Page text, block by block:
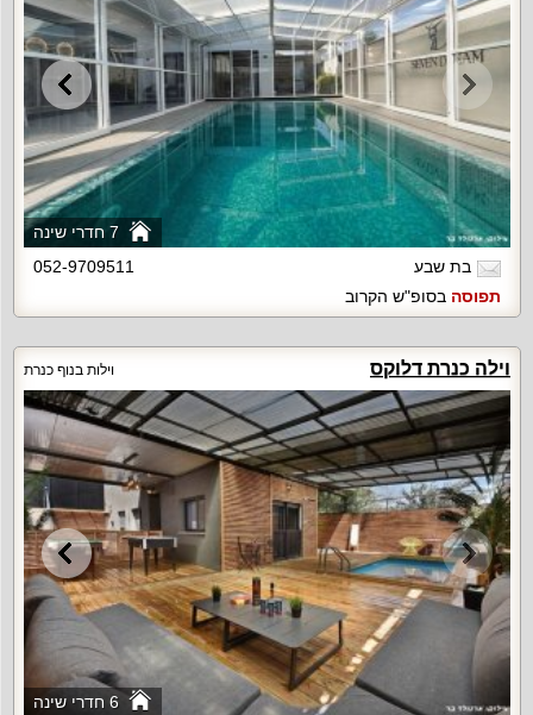
7 חדרי שינה
בת שבע
052-9709511
תפוסה בסופ"ש הקרוב
וילה כנרת דלוקס וילות בנוף כנרת
6 חדרי שינה